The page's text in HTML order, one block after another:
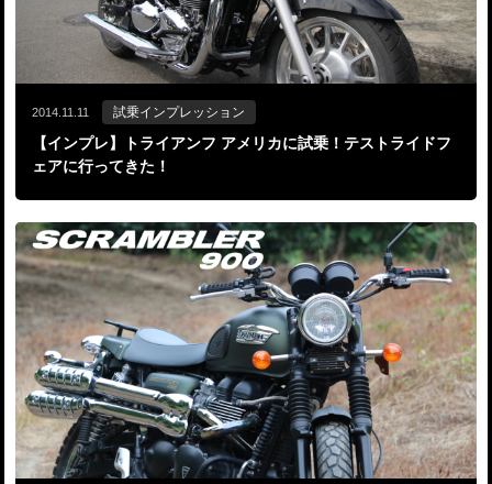
2014.11.11 試乗インプレッション
【インプレ】トライアンフ アメリカに試乗！テストライドフ
ェアに行ってきた！